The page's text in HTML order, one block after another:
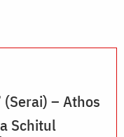
– Athos
Schitul